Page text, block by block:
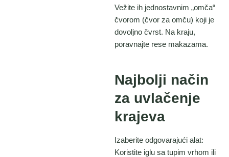
Vežite ih jednostavnim „omča“
čvorom (čvor za omču) koji je
dovoljno čvrst. Na kraju,
poravnajte rese makazama.
Najbolji način
za uvlačenje
krajeva
Izaberite odgovarajući alat:
Koristite iglu sa tupim vrhom ili